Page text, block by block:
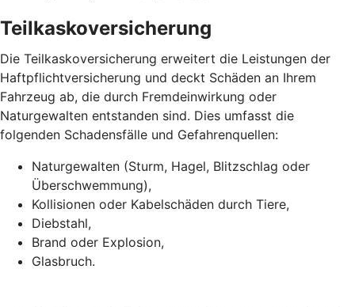
Teilkaskoversicherung
Die Teilkaskoversicherung erweitert die Leistungen der
Haftpflichtversicherung und deckt Schäden an Ihrem
Fahrzeug ab, die durch Fremdeinwirkung oder
Naturgewalten entstanden sind. Dies umfasst die
folgenden Schadensfälle und Gefahrenquellen:
Naturgewalten (Sturm, Hagel, Blitzschlag oder
Überschwemmung),
Kollisionen oder Kabelschäden durch Tiere,
Diebstahl,
Brand oder Explosion,
Glasbruch.